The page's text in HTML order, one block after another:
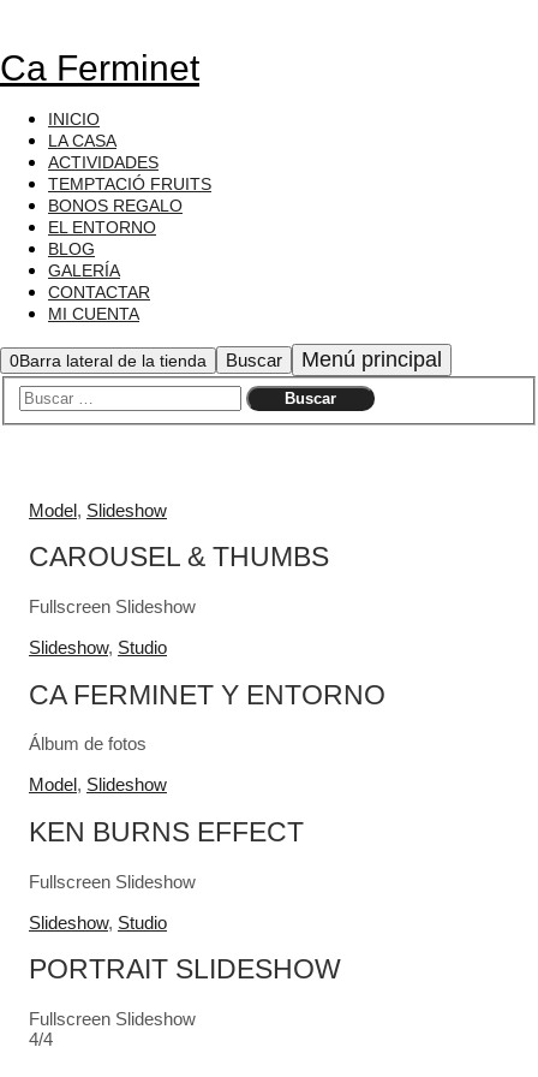
Ca Ferminet
INICIO
LA CASA
ACTIVIDADES
TEMPTACIÓ FRUITS
BONOS REGALO
EL ENTORNO
BLOG
GALERÍA
CONTACTAR
MI CUENTA
0Barra lateral de la tienda Buscar Menú principal
Model, Slideshow
CAROUSEL & THUMBS
Fullscreen Slideshow
Slideshow, Studio
CA FERMINET Y ENTORNO
Álbum de fotos
Model, Slideshow
KEN BURNS EFFECT
Fullscreen Slideshow
Slideshow, Studio
PORTRAIT SLIDESHOW
Fullscreen Slideshow
4/4